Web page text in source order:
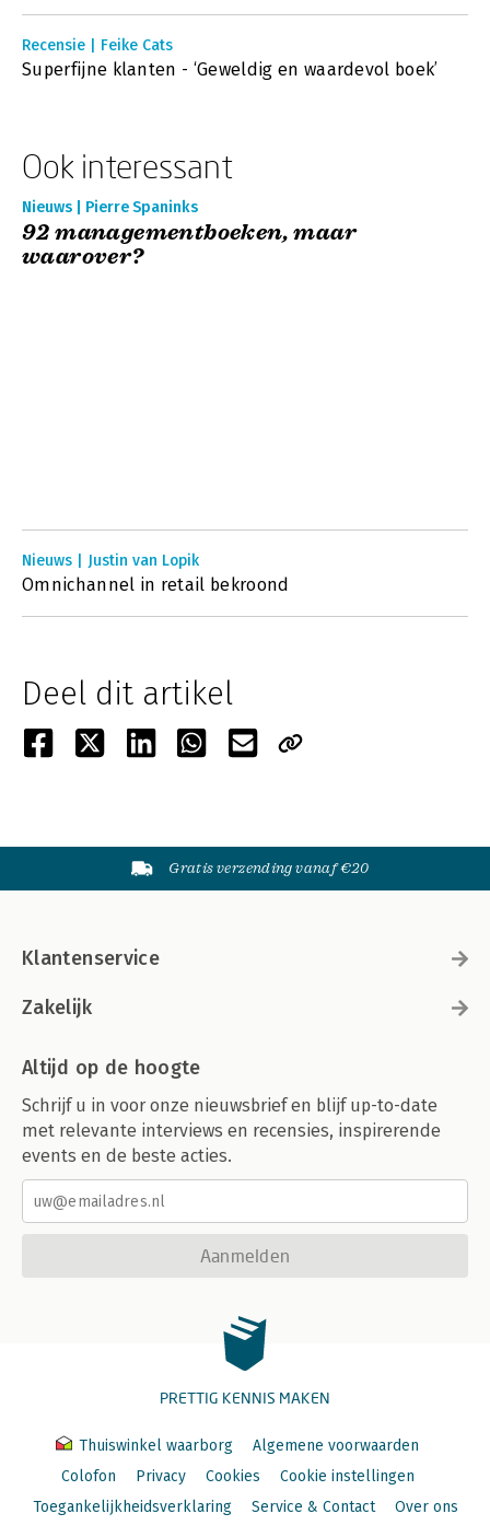
Recensie | Feike Cats
Superfijne klanten - ‘Geweldig en waardevol boek’
Ook interessant
Nieuws | Pierre Spaninks
92 managementboeken, maar
waarover?
Nieuws | Justin van Lopik
Omnichannel in retail bekroond
Deel dit artikel
Gratis verzending vanaf €20
Klantenservice
Zakelijk
Altijd op de hoogte
Schrijf u in voor onze nieuwsbrief en blijf up-to-date
met relevante interviews en recensies, inspirerende
events en de beste acties.
Aanmelden
PRETTIG KENNIS MAKEN
Thuiswinkel waarborg
Algemene voorwaarden
Colofon
Privacy Cookies
Cookie instellingen
Toegankelijkheidsverklaring
Service & Contact Over ons